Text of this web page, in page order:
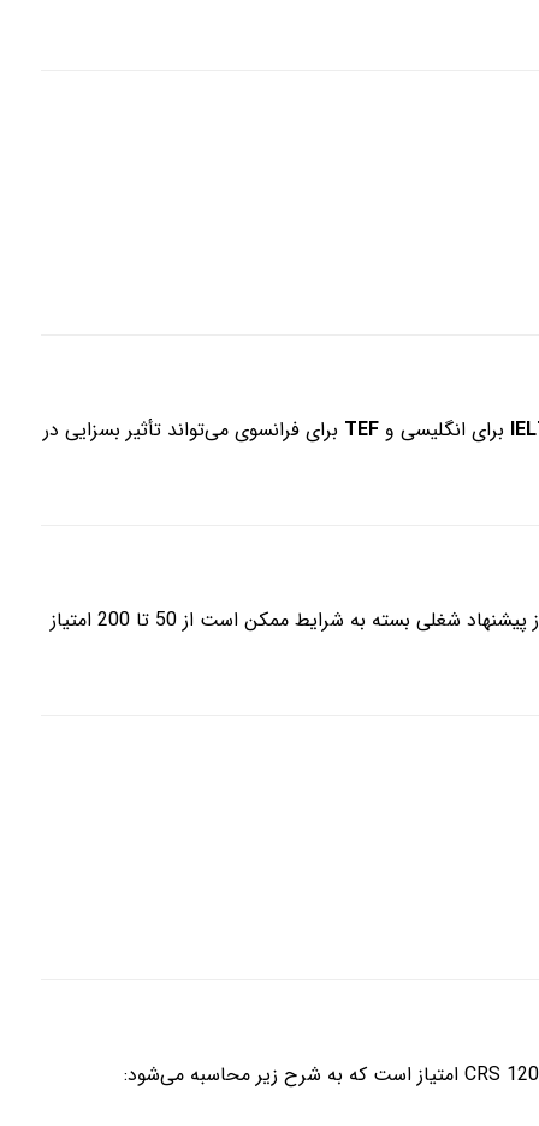
برای انگلیسی و TEF برای فرانسوی می‌تواند تأثیر بسزایی در
داشتن یک پیشنهاد شغلی معتبر از کارفرمای کانادایی می‌تواند امتیاز بسیار مهمی به حساب بیاید و روند پذیرش شما را تسریع کند. امتیاز پیشنهاد شغلی بسته به شرایط ممکن است از 50 تا 200 امتیاز